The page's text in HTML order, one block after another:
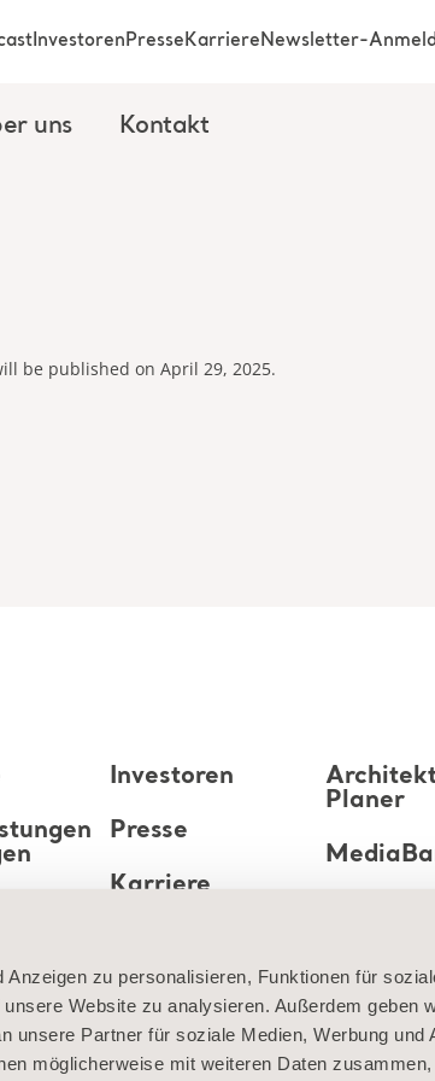
zu personalisieren, Funktionen für
Website zu analysieren. Außerdem geben
unsere Partner für soziale Medien, Werbung und
möglicherweise mit weiteren Daten
uns Kontakt
InvestorenPresseKarriereNewsletter-
be published on April 29, 2025.
Sie
Investoren
Presse
Karriere
Planer